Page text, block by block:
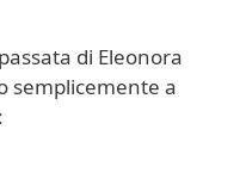
di Eleonora
semplicemente a